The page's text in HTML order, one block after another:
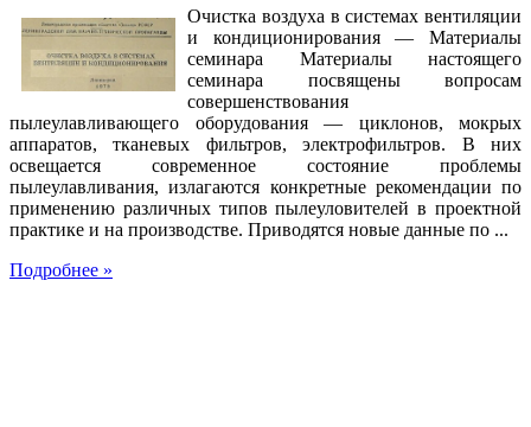
Очистка воздуха в системах вентиляции
и кондиционирования — Материалы
семинара Материалы настоящего
семинара посвящены вопросам
совершенствования
пылеулавливающего оборудования — циклонов, мокрых
аппаратов, тканевых фильтров, электрофильтров. В них
освещается современное состояние проблемы
пылеулавливания, излагаются конкретные рекомендации по
применению различных типов пылеуловителей в проектной
практике и на производстве. Приводятся новые данные по ...
Подробнее »